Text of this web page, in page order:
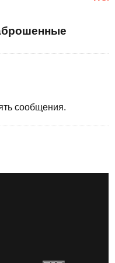
сообщения.